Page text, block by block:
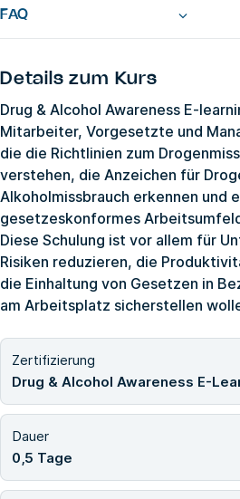
FAQ
Details zum Kurs
Drug & Alcohol Awareness E-
Mitarbeiter, Vorgesetzte und
die die Richtlinien zum
verstehen, die Anzeichen für
Alkoholmissbrauch erkennen und
gesetzeskonformes
Diese Schulung ist vor allem für
Risiken reduzieren, die
die Einhaltung von Gesetzen in
am Arbeitsplatz sicherstellen
Zertifizierung
Drug & Alcohol Awareness E-
Dauer
0,5 Tage